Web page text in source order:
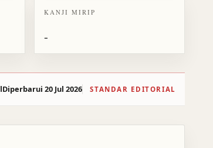
KANJI MIRIP
-
Diperbarui 20 Jul 2026 STANDAR EDITORIAL